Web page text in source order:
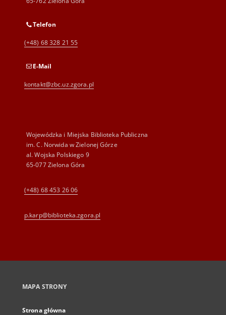
Telefon
(+48) 68 328 21 55
E-Mail
kontakt@zbc.uz.zgora.pl
Wojewódzka i Miejska Biblioteka Publiczna
im. C. Norwida w Zielonej Górze
al. Wojska Polskiego 9
65-077 Zielona Góra
(+48) 68 453 26 06
p.karp@biblioteka.zgora.pl
MAPA STRONY
Strona główna